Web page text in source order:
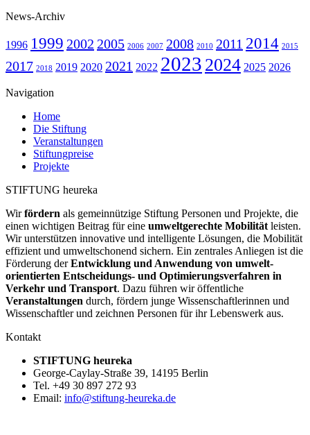
News-Archiv
1996 1999 2002 2005 2006 2007 2008 2010 2011 2014 2015
2017 2018 2019 2020 2021 2022 2023 2024 2025 2026
Navigation
Home
Die Stiftung
Veranstaltungen
Stiftungpreise
Projekte
STIFTUNG heureka
Wirfördern als gemeinnützige Stiftung Personen und Projekte, die
einen wichtigen Beitrag für eine umweltgerechte Mobilitätleisten.
Wir unter­stützen innovative und intelligente Lösungen, die Mobilität
effizient und umweltschonend sichern. Ein zentrales Anliegen ist die
Förderung derEntwicklung und Anwendung von umwelt­
orientierten Entscheidungs- und Optimierungs­verfahren in
Verkehr und Transport. Dazu führen wir öffentliche
Veranstaltungen durch, fördern junge Wissenschaftlerinnen und
Wissenschaftler und zeichnen Personen für ihr Lebenswerk aus.
Kontakt
STIFTUNG heureka
George-Caylay-Straße 39, 14195 Berlin
Tel. +49 30 897 272 93
Email: info@stiftung-heureka.de